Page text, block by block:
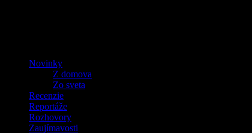
Textový, obrazový a iný dostupný obsah na stránkach
ani čiastočné rozširovanie obsahu nie je možné bez
Novinky
Z domova
Zo sveta
Recenzie
Reportáže
Rozhovory
Zaujímavosti